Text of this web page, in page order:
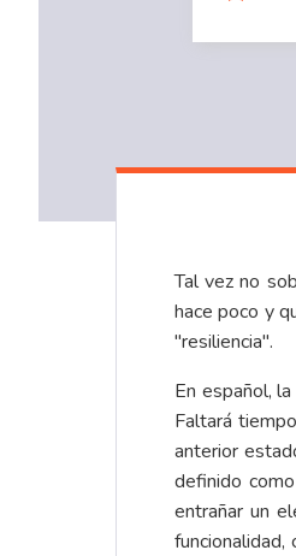
Tal vez no
hace poco y
"resiliencia".
En español,
Faltará
anterior
definido
entrañar un